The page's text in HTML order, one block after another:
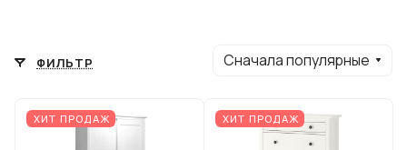
ФИЛЬТР Сначала популярные
ХИТ ПРОДАЖ ХИТ ПРОДАЖ